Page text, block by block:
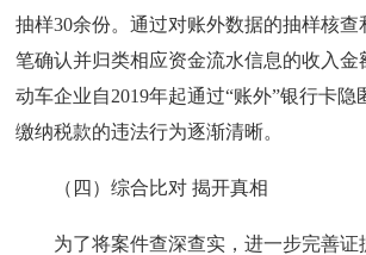
抽样30余份。通过对账外数据的抽样核查
笔确认并归类相应资金流水信息的收入金
动车企业自2019年起通过“账外”银行卡隐
缴纳税款的违法行为逐渐清晰。
（四）综合比对 揭开真相
为了将案件查深查实，进一步完善证